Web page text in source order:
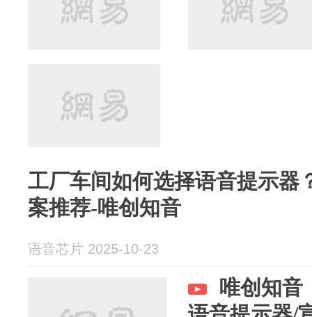
工厂车间如何选择语音提示器
案推荐-唯创知音
语音芯片 2025-10-23
唯创知音